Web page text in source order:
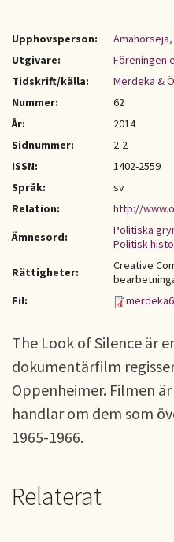
Upphovsperson:
Utgivare:
Föreningen
Tidskrift/källa:
Merdeka &
Nummer:
62
År:
2014
Sidnummer:
2-2
ISSN:
1402-2559
Språk:
sv
Relation:
http://
Ämnesord:
Politiska
Politisk
Rättigheter:
Creative
Fil:
The Look of Silence är
dokumentärfilm
Oppenheimer. Filmen
handlar om dem som
1965-1966.
Relaterat